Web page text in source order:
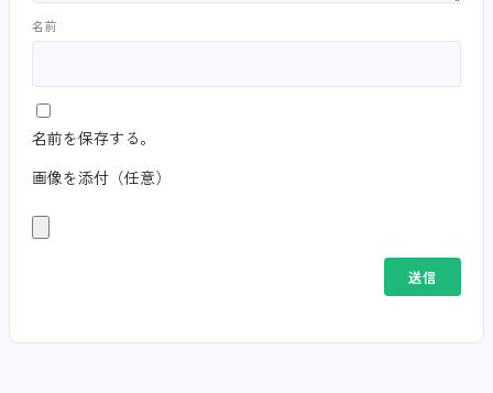
名前
名前を保存する。
画像を添付（任意）